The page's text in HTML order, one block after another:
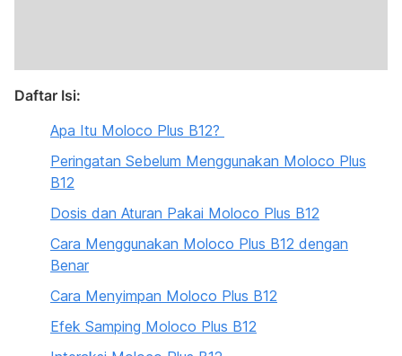
Daftar Isi:
Apa Itu Moloco Plus B12?
Peringatan Sebelum Menggunakan Moloco Plus
B12
Dosis dan Aturan Pakai Moloco Plus B12
Cara Menggunakan Moloco Plus B12 dengan
Benar
Cara Menyimpan Moloco Plus B12
Efek Samping Moloco Plus B12